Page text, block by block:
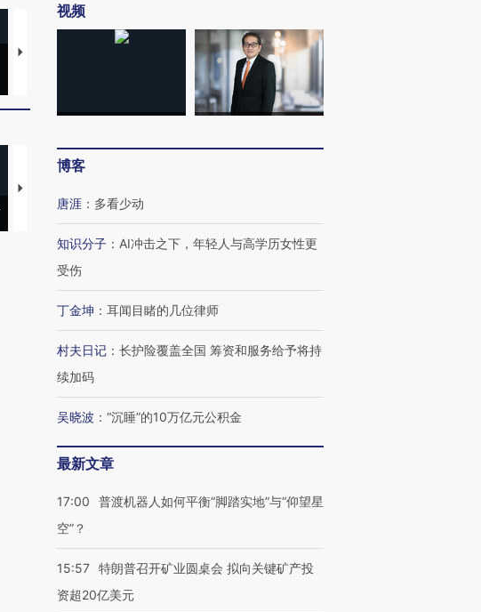
马航飞行员跨国走私7万
视线｜被称为“蟑螂”的印
度Z世代 用街头抗争将教
育部长拱下台
视线｜“入侵”还是“人道危
飞地休达
【推广】走进第四届链博
会，让数智科技“链”接产
有意思的生活方式·第三对
住三大增长引擎是什么？
视频
博客
唐涯 ： 多看少动
知识分子 ： AI冲击之下，年轻人与高学历女性更
受伤
丁金坤 ： 耳闻目睹的几位律师
村夫日记 ： 长护险覆盖全国 筹资和服务给予将持
续加码
吴晓波 ： “沉睡”的10万亿元公积金
最新文章
17:00
普渡机器人如何平衡“脚踏实地”与“仰望星
空”？
15:57 特朗普召开矿业圆桌会 拟向关键矿产投
资超20亿美元